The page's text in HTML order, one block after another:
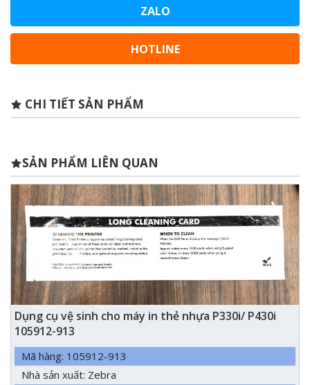
ZALO
HOTLINE
CHI TIẾT SẢN PHẨM
SẢN PHẨM LIÊN QUAN
Dụng cụ vệ sinh cho máy in thẻ nhựa P330i/ P430i
105912-913
Mã hàng: 105912-913
Nhà sản xuất: Zebra